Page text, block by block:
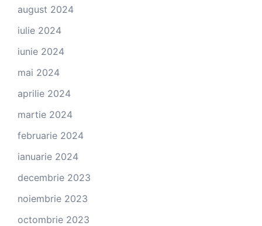
august 2024
iulie 2024
iunie 2024
mai 2024
aprilie 2024
martie 2024
februarie 2024
ianuarie 2024
decembrie 2023
noiembrie 2023
octombrie 2023